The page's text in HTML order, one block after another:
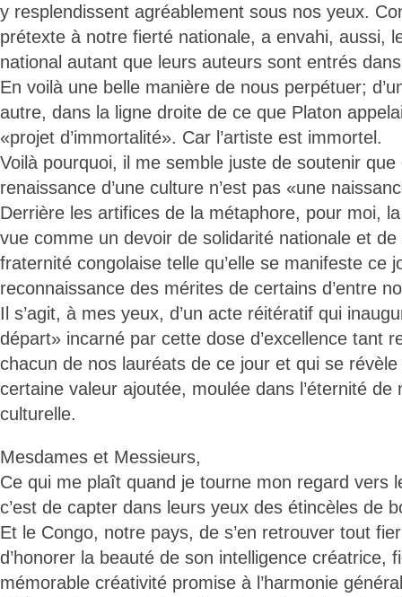
y resplendissent agréablement sous nos yeux.
prétexte à notre fierté nationale, a envahi, aussi,
national autant que leurs auteurs sont entrés
En voilà une belle manière de nous perpétuer;
autre, dans la ligne droite de ce que Platon
«projet d’immortalité». Car l’artiste est immortel.
Voilà pourquoi, il me semble juste de soutenir
renaissance d’une culture n’est pas «une
Derrière les artifices de la métaphore, pour moi,
vue comme un devoir de solidarité nationale et
fraternité congolaise telle qu’elle se manifeste ce
reconnaissance des mérites de certains d’entre
Il s’agit, à mes yeux, d’un acte réitératif qui
départ» incarné par cette dose d’excellence tant
chacun de nos lauréats de ce jour et qui se révèle
certaine valeur ajoutée, moulée dans l’éternité de
culturelle.
Mesdames et Messieurs,
Ce qui me plaît quand je tourne mon regard vers
c’est de capter dans leurs yeux des étincèles de
Et le Congo, notre pays, de s’en retrouver tout
d’honorer la beauté de son intelligence créatrice,
mémorable créativité promise à l’harmonie